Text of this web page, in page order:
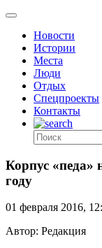
Новости
Истории
Места
Люди
Отдых
Спецпроекты
Контакты
Корпус «педа»
году
01 февраля 2016,
Автор: Редакция